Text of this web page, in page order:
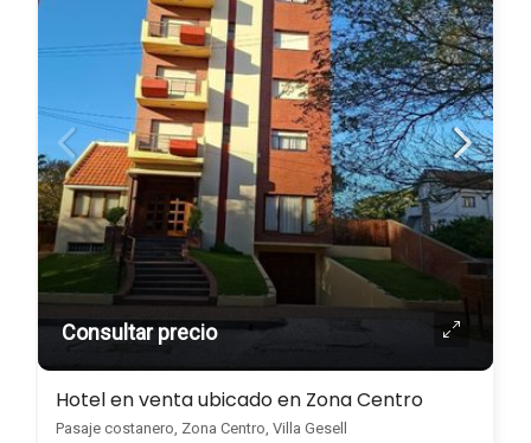
Consultar precio
Hotel en venta ubicado en Zona Centro
Pasaje costanero, Zona Centro, Villa Gesell